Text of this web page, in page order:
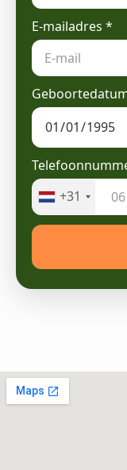
E-mailadres *
+31